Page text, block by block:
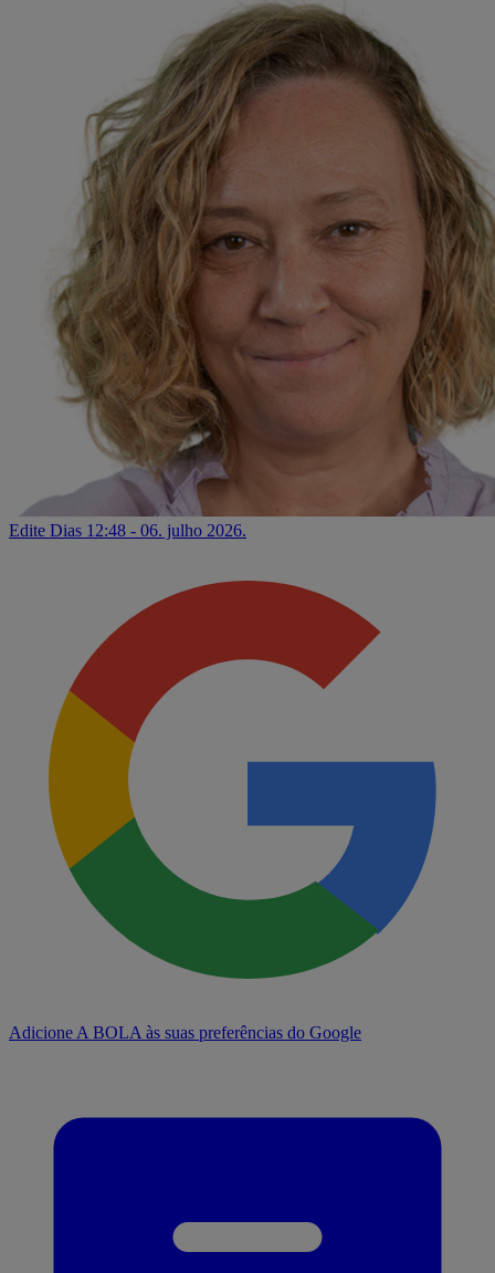
Edite Dias 12:48 - 06. julho 2026.
Adicione A BOLA às suas preferências do Google